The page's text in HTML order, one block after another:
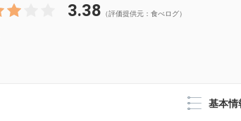
3.38 （評価提供元：食べログ）
基本情